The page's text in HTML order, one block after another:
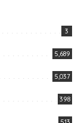
3
5,689
5,037
398